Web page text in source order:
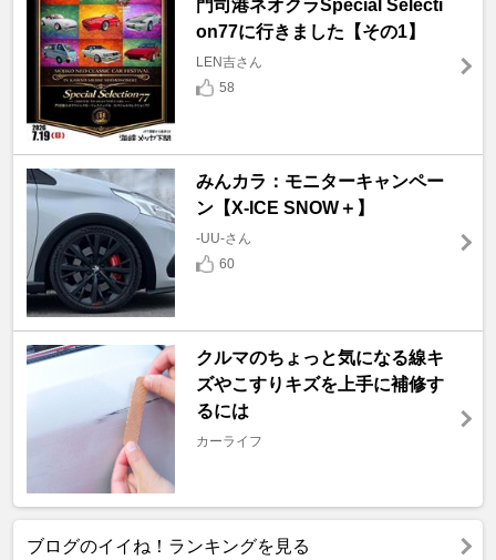
門司港ネオクラSpecial Selecti
on77に行きました【その1】
LEN吉さん
58
みんカラ：モニターキャンペー
ン【X-ICE SNOW＋】
-UU-さん
60
クルマのちょっと気になる線キ
ズやこすりキズを上手に補修す
るには
カーライフ
ブログのイイね！ランキングを見る